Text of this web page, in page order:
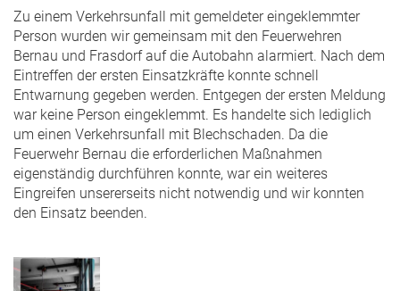
Zu einem Verkehrsunfall mit gemeldeter eingeklemmter
Person wurden wir gemeinsam mit den Feuerwehren
Bernau und Frasdorf auf die Autobahn alarmiert. Nach dem
Eintreffen der ersten Einsatzkräfte konnte schnell
Entwarnung gegeben werden. Entgegen der ersten Meldung
war keine Person eingeklemmt. Es handelte sich lediglich
um einen Verkehrsunfall mit Blechschaden. Da die
Feuerwehr Bernau die erforderlichen Maßnahmen
eigenständig durchführen konnte, war ein weiteres
Eingreifen unsererseits nicht notwendig und wir konnten
den Einsatz beenden.